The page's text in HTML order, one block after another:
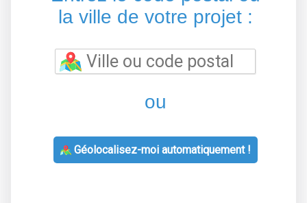
la ville de votre projet :
ou
Géolocalisez-moi automatiquement !